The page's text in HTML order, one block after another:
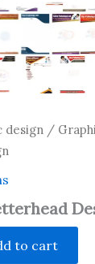
design /
to cart